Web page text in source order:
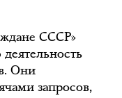
СССР»
Они
запросов,